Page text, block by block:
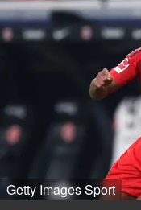
Getty Images Sport